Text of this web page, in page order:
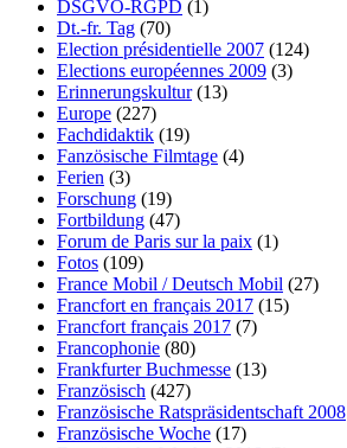
DSGVO-RGPD (1)
Dt.-fr. Tag (70)
Election présidentielle 2007 (124)
Elections européennes 2009 (3)
Erinnerungskultur(13)
Europe (227)
Fachdidaktik (19)
Fanzösische Filmtage (4)
Ferien (3)
Forschung (19)
Fortbildung (47)
Forum de Paris sur la paix (1)
Fotos (109)
France Mobil / Deutsch Mobil (27)
Francfort en français 2017 (15)
Francfort français 2017 (7)
Francophonie (80)
Frankfurter Buchmesse (13)
Französisch (427)
Französische Ratspräsidentschaft 2008
Französische Woche (17)